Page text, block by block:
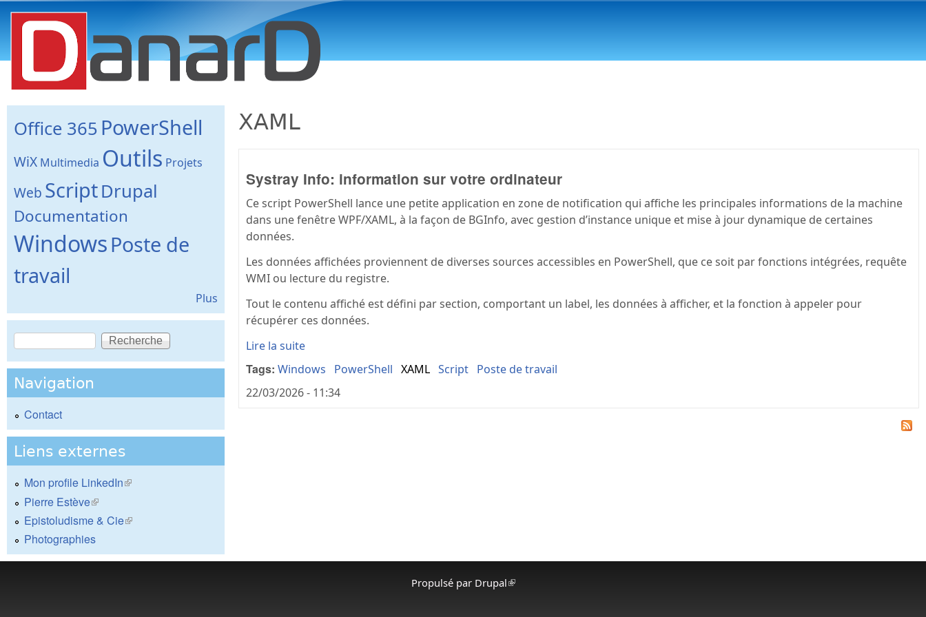
danard.net
XAML
Systray Info: information sur votre ordinateur
Ce script PowerShell lance une petite application en zone de notification qui affiche les principales informations de la machine
dans une fenêtre WPF/XAML, à la façon de BGInfo, avec gestion d’instance unique et mise à jour dynamique de certaines
données.
Les données affichées proviennent de diverses sources accessibles en PowerShell, que ce soit par fonctions intégrées, requête
WMI ou lecture du registre.
Tout le contenu affiché est défini par section, comportant un label, les données à afficher, et la fonction à appeler pour
récupérer ces données.
Lire la suite
Tags: Windows PowerShell XAML Script Poste de travail
22/03/2026 - 11:34
Office 365 PowerShell
WiX Multimedia Outils Projets
Web ScriptDrupal
Documentation
WindowsPoste de
travail
Plus
Formulaire de recherche
Recherche
Navigation
Contact
Liens externes
Mon profile LinkedIn(le lien est externe)
Pierre Estève(le lien est externe)
Epistoludisme & Cie(le lien est externe)
Photographies
Propulsé par Drupal(le lien est externe)